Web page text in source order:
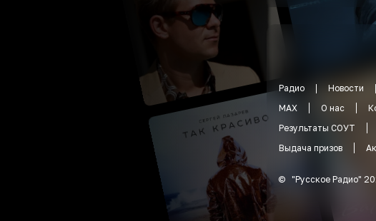
Радио Новости
MAX
О нас
Результаты СОУТ
Выдача призов
© "Русское Радио"